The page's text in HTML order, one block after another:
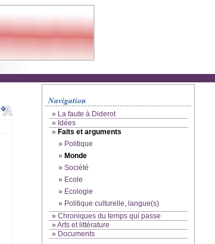
Navigation
» La faute à Diderot
» Idées
» Faits et arguments
» Politique
» Monde
» Société
» Ecole
» Ecologie
» Politique culturelle, langue(s)
» Chroniques du temps qui passe
»Arts et littérature
» Documents